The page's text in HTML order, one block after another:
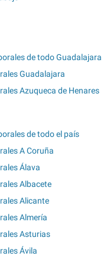
de todo Guadalajara
Guadalajara
Azuqueca de Henares
de todo el país
A Coruña
Álava
Albacete
Alicante
Almería
Asturias
Ávila